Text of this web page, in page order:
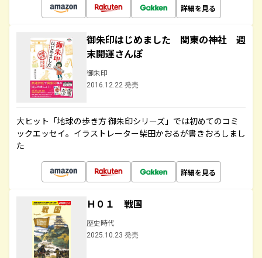
詳細を見る
御朱印はじめました 関東の神社 週
末開運さんぽ
御朱印
2016.12.22 発売
大ヒット「地球の歩き方 御朱印シリーズ」では初めてのコミ
ックエッセイ。イラストレーター柴田かおるが書きおろしまし
た
詳細を見る
Ｈ０１ 戦国
歴史時代
2025.10.23 発売